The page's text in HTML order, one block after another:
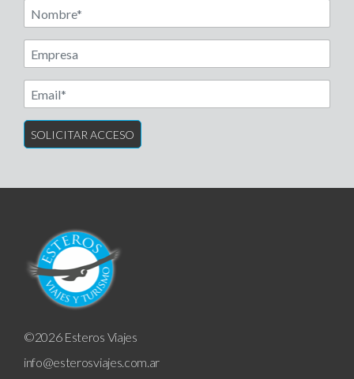
Nombre
Another label
©2026 Esteros Viajes
info@esterosviajes.com.ar